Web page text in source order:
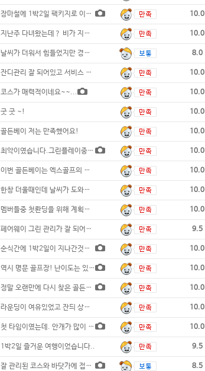
장마철에 1박2일 팩키지로 이용했습니다. 이 10.0
지난주 다녀왔는데？ 비가 지나가는 시점에서 10.0
날씨가 더워서 힘들었지만 경치도 좋고 숙소도 8.0
잔디관리 잘 되어있고 서비스 좋음... 10.0
코스가 매력적이네요~~... 10.0
굿 굿 ~! 10.0
골든베이 저는 만족했어요! 10.0
최악이였습니다.그린플레이중. 코스에 스프링쿨 10.0
이번 골든베이는 엑스골프의 신속하고 친절한 10.0
한창 더울때인데 날씨가 도와줘서 너무 시원하 10.0
멤버들중 첫롼딩을 위해 계획한 골든베이 1박 10.0
페어웨이 그린 관리가 잘 되어있고 9.5
순식간에 1박2일이 지나간것같네요 첫날 오션 10.0
역시 명문 골프장! 난이도는 있지만 관리 10.0
정말 오랜만에 다시 찾은 골든베이마지막 기억 10.0
라운딩이 여유있었고 잔듸 상태등도 좋았음.. 10.0
첫 타임이였는데. 안개가 많이 껴서 조금 불 10.0
1박2일 즐거운 여행이었습니다.. 9.5
잘 관리된 코스와 바닷가에 접한 풍광에 즐거 8.5